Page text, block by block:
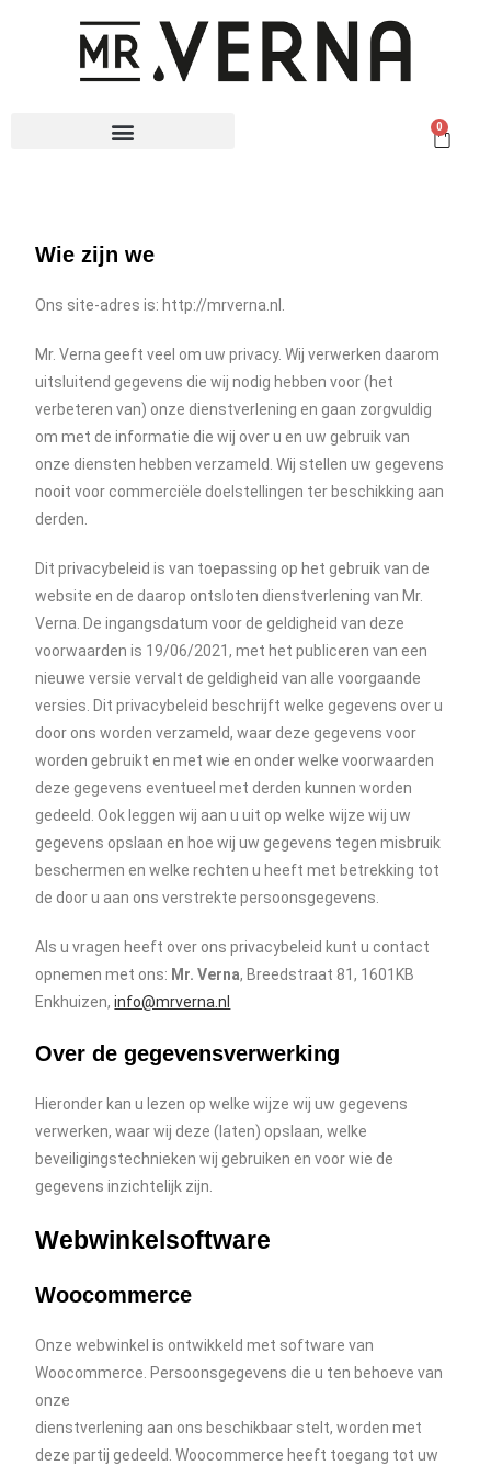
0
Wie zijn we
Ons site-adres is: http://mrverna.nl.
Mr. Verna geeft veel om uw privacy. Wij verwerken daarom
uitsluitend gegevens die wij nodig hebben voor (het
verbeteren van) onze dienstverlening en gaan zorgvuldig
om met de informatie die wij over u en uw gebruik van
onze diensten hebben verzameld. Wij stellen uw gegevens
nooit voor commerciële doelstellingen ter beschikking aan
derden.
Dit privacybeleid is van toepassing op het gebruik van de
website en de daarop ontsloten dienstverlening van Mr.
Verna. De ingangsdatum voor de geldigheid van deze
voorwaarden is 19/06/2021, met het publiceren van een
nieuwe versie vervalt de geldigheid van alle voorgaande
versies. Dit privacybeleid beschrijft welke gegevens over u
door ons worden verzameld, waar deze gegevens voor
worden gebruikt en met wie en onder welke voorwaarden
deze gegevens eventueel met derden kunnen worden
gedeeld. Ook leggen wij aan u uit op welke wijze wij uw
gegevens opslaan en hoe wij uw gegevens tegen misbruik
beschermen en welke rechten u heeft met betrekking tot
de door u aan ons verstrekte persoonsgegevens.
Als u vragen heeft over ons privacybeleid kunt u contact
opnemen met ons: Mr. Verna, Breedstraat 81, 1601KB
Enkhuizen,info@mrverna.nl
Over de gegevensverwerking
Hieronder kan u lezen op welke wijze wij uw gegevens
verwerken, waar wij deze (laten) opslaan, welke
beveiligingstechnieken wij gebruiken en voor wie de
gegevens inzichtelijk zijn.
Webwinkelsoftware
Woocommerce
Onze webwinkel is ontwikkeld met software van
Woocommerce. Persoonsgegevens die u ten behoeve van
onze
dienstverlening aan ons beschikbaar stelt, worden met
deze partij gedeeld. Woocommerce heeft toegang tot uw